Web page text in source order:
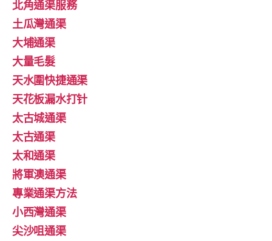
北角通渠服務
土瓜灣通渠
大埔通渠
大量毛髮
天水圍快捷通渠
天花板漏水打针
太古城通渠
太古通渠
太和通渠
將軍澳通渠
專業通渠方法
小西灣通渠
尖沙咀通渠